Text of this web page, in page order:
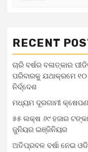
RECENT
ଚାରି ବର୍ଷର ବଳାତ୍କାର
ପରିବାରକୁ ଯଥାକ୍ରମେ
ନିର୍ଦ୍ଦେଶ
ମଧ୍ୟମ ଦୂରଗାମୀ
୫୫ ଲକ୍ଷ ୬୯ ହଜାର
ଜୁନିୟର ଇଞ୍ଜିନିୟର
ଅତିପ୍ରବଳ ବର୍ଷା ନେଇ